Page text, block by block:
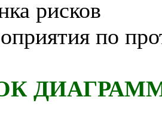
рисков
по